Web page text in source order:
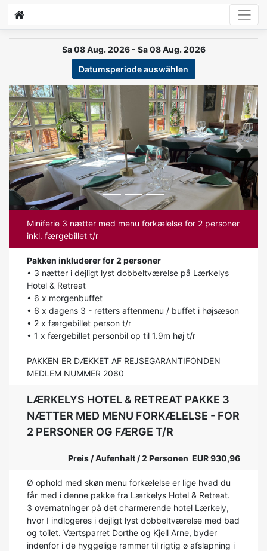
Sa 08 Aug. 2026 - Sa 08 Aug. 2026
Datumsperiode auswählen
Previous Next
Miniferie 3 nætter med menu forkælelse for 2 personer
inkl. færgebillet t/r
Pakken inkluderer for 2 personer
• 3 nætter i dejligt lyst dobbeltværelse på Lærkelys
Hotel & Retreat
• 6 x morgenbuffet
• 6 x dagens 3 - retters aftenmenu / buffet i højsæson
• 2 x færgebillet person t/r
• 1 x færgebillet personbil op til 1.9m høj t/r
PAKKEN ER DÆKKET AF REJSEGARANTIFONDEN
MEDLEM NUMMER 2060
LÆRKELYS HOTEL & RETREAT PAKKE 3
NÆTTER MED MENU FORKÆLELSE - FOR
2 PERSONER OG FÆRGE T/R
Preis / Aufenhalt / 2 Personen EUR 930,96
Ø ophold med skøn menu forkælelse er lige hvad du
får med i denne pakke fra Lærkelys Hotel & Retreat.
3 overnatninger på det charmerende hotel Lærkely,
hvor I indlogeres i dejligt lyst dobbeltværelse med bad
og toilet. Værtsparret Dorthe og Kjell Arne, byder
indenfor i de hyggelige rammer til rigtig ø afslapning i